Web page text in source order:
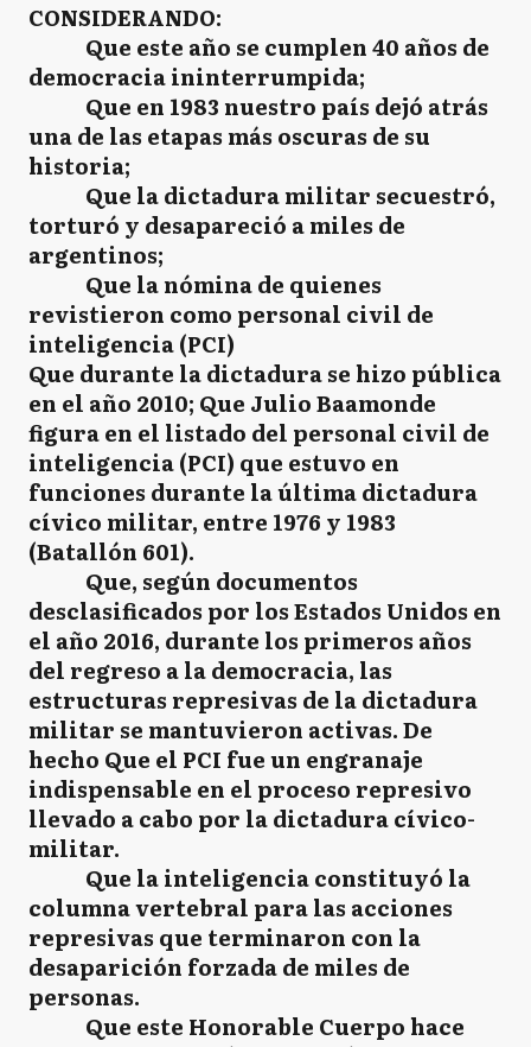
CONSIDERANDO:
Que este año se cumplen 40 años de
democracia ininterrumpida;
Que en 1983 nuestro país dejó atrás
una de las etapas más oscuras de su
historia;
Que la dictadura militar secuestró,
torturó y desapareció a miles de
argentinos;
Que la nómina de quienes
revistieron como personal civil de
inteligencia (PCI)
Que durante la dictadura se hizo pública
en el año 2010; Que Julio Baamonde
figura en el listado del personal civil de
inteligencia (PCI) que estuvo en
funciones durante la última dictadura
cívico militar, entre 1976 y 1983
(Batallón 601).
Que, según documentos
desclasificados por los Estados Unidos en
el año 2016, durante los primeros años
del regreso a la democracia, las
estructuras represivas de la dictadura
militar se mantuvieron activas. De
hecho Que el PCI fue un engranaje
indispensable en el proceso represivo
llevado a cabo por la dictadura cívico-
militar.
Que la inteligencia constituyó la
columna vertebral para las acciones
represivas que terminaron con la
desaparición forzada de miles de
personas.
Que este Honorable Cuerpo hace